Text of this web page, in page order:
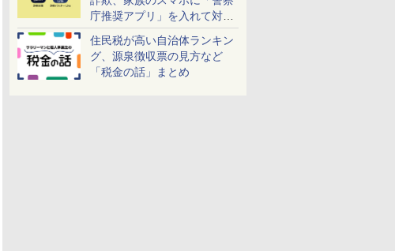
庁推奨アプリ」を入れて対策
しよう！
住民税が高い自治体ランキン
グ、源泉徴収票の見方など
「税金の話」まとめ